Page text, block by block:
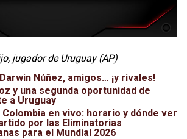
jugador de Uruguay (AP)
Núñez, amigos… ¡y rivales!
y una segunda oportunidad de
a Uruguay
Colombia en vivo: horario y dónde ver
por las Eliminatorias
para el Mundial 2026